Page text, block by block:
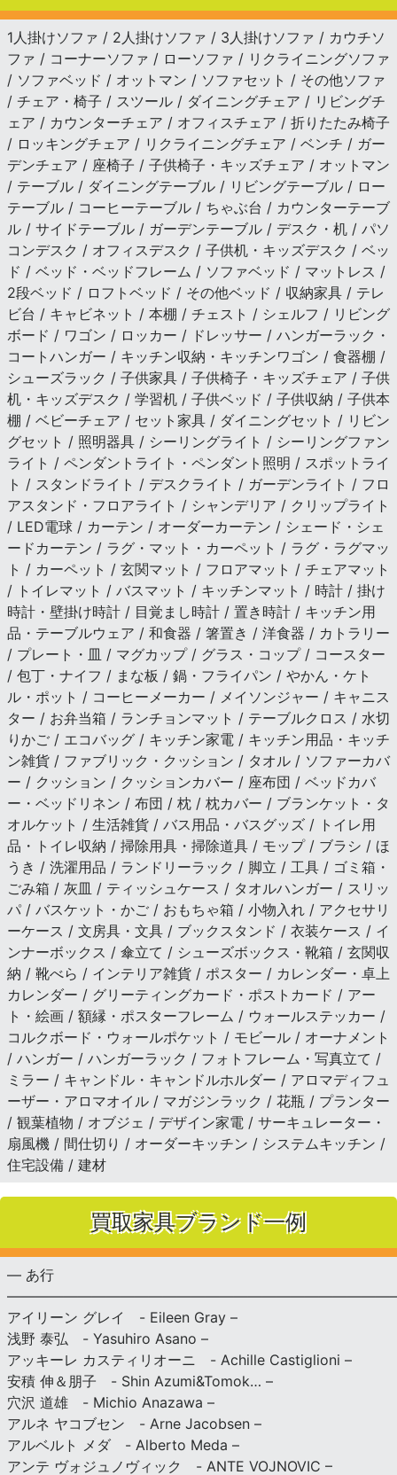
1人掛けソファ / 2人掛けソファ / 3人掛けソファ / カウチソ
ファ / コーナーソファ / ローソファ / リクライニングソファ
/ ソファベッド / オットマン / ソファセット / その他ソファ
/ チェア・椅子 / スツール / ダイニングチェア / リビングチ
ェア / カウンターチェア / オフィスチェア / 折りたたみ椅子
/ ロッキングチェア / リクライニングチェア / ベンチ / ガー
デンチェア / 座椅子 / 子供椅子・キッズチェア / オットマン
/ テーブル / ダイニングテーブル / リビングテーブル / ロー
テーブル / コーヒーテーブル / ちゃぶ台 / カウンターテーブ
ル / サイドテーブル / ガーデンテーブル / デスク・机 / パソ
コンデスク / オフィスデスク / 子供机・キッズデスク / ベッ
ド / ベッド・ベッドフレーム / ソファベッド / マットレス /
2段ベッド / ロフトベッド / その他ベッド / 収納家具 / テレ
ビ台 / キャビネット / 本棚 / チェスト / シェルフ / リビング
ボード / ワゴン / ロッカー / ドレッサー / ハンガーラック・
コートハンガー / キッチン収納・キッチンワゴン / 食器棚 /
シューズラック / 子供家具 / 子供椅子・キッズチェア / 子供
机・キッズデスク / 学習机 / 子供ベッド / 子供収納 / 子供本
棚 / ベビーチェア / セット家具 / ダイニングセット / リビン
グセット / 照明器具 / シーリングライト / シーリングファン
ライト / ペンダントライト・ペンダント照明 / スポットライ
ト / スタンドライト / デスクライト / ガーデンライト / フロ
アスタンド・フロアライト / シャンデリア / クリップライト
/ LED電球 / カーテン / オーダーカーテン / シェード・シェ
ードカーテン / ラグ・マット・カーペット / ラグ・ラグマッ
ト / カーペット / 玄関マット / フロアマット / チェアマット
/ トイレマット / バスマット / キッチンマット / 時計 / 掛け
時計・壁掛け時計 / 目覚まし時計 / 置き時計 / キッチン用
品・テーブルウェア / 和食器 / 箸置き / 洋食器 / カトラリー
/ プレート・皿 / マグカップ / グラス・コップ / コースター
/ 包丁・ナイフ / まな板 / 鍋・フライパン / やかん・ケト
ル・ポット / コーヒーメーカー / メイソンジャー / キャニス
ター / お弁当箱 / ランチョンマット / テーブルクロス / 水切
りかご / エコバッグ / キッチン家電 / キッチン用品・キッチ
ン雑貨 / ファブリック・クッション / タオル / ソファーカバ
ー / クッション / クッションカバー / 座布団 / ベッドカバ
ー・ベッドリネン / 布団 / 枕 / 枕カバー / ブランケット・タ
オルケット / 生活雑貨 / バス用品・バスグッズ / トイレ用
品・トイレ収納 / 掃除用具・掃除道具 / モップ / ブラシ / ほ
うき / 洗濯用品 / ランドリーラック / 脚立 / 工具 / ゴミ箱・
ごみ箱 / 灰皿 / ティッシュケース / タオルハンガー / スリッ
パ / バスケット・かご / おもちゃ箱 / 小物入れ / アクセサリ
ーケース / 文房具・文具 / ブックスタンド / 衣装ケース / イ
ンナーボックス / 傘立て / シューズボックス・靴箱 / 玄関収
納 / 靴べら / インテリア雑貨 / ポスター / カレンダー・卓上
カレンダー / グリーティングカード・ポストカード / アー
ト・絵画 / 額縁・ポスターフレーム / ウォールステッカー /
コルクボード・ウォールポケット / モビール / オーナメント
/ ハンガー / ハンガーラック / フォトフレーム・写真立て /
ミラー / キャンドル・キャンドルホルダー / アロマディフュ
ーザー・アロマオイル / マガジンラック / 花瓶 / プランター
/ 観葉植物 / オブジェ / デザイン家電 / サーキュレーター・
扇風機 / 間仕切り / オーダーキッチン / システムキッチン /
住宅設備 / 建材
買取家具ブランド一例
— あ行
アイリーン グレイ - Eileen Gray –
浅野 泰弘 - Yasuhiro Asano –
アッキーレ カスティリオーニ - Achille Castiglioni –
安積 伸＆朋子 - Shin Azumi&Tomok… –
穴沢 道雄 - Michio Anazawa –
アルネ ヤコブセン - Arne Jacobsen –
アルベルト メダ - Alberto Meda –
アンテ ヴォジュノヴィック - ANTE VOJNOVIC –